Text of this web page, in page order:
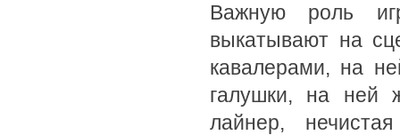
Важную роль
выкатывают на
кавалерами, на
галушки, на ней
лайнер,